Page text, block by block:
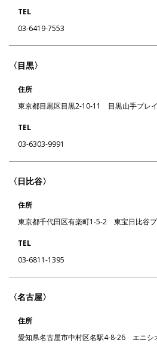
TEL
03-6419-7553
〈目黒〉
住所
東京都目黒区目黒2-10-11 目黒山手プレ
TEL
03-6303-9991
〈日比谷〉
住所
東京都千代田区有楽町1-5-2 東宝日比谷
TEL
03-6811-1395
〈名古屋〉
住所
愛知県名古屋市中村区名駅4-8-26 エニシ